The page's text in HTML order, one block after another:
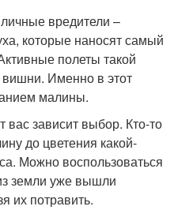
вредители –
которые наносят самый
полеты такой
Именно в этот
малины.
вас зависит выбор. Кто-то
до цветения какой-
Можно воспользоваться
земли уже вышли
их потравить.